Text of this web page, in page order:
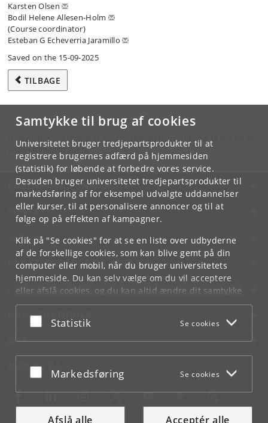
Samtykke til brug af cookies
Universitetet bruger tredjepartsprodukter til at
registrere brugernes adfærd på hjemmesiden
(statistik) for løbende at forbedre vores service.
Desuden bruger universitetet tredjepartsprodukter til
markedsføring af for eksempel udvalgte uddannelser
eller kurser, til at personalisere annoncer og til at
følge op på effekten af kampagner.
Klik på "Se cookies" for at se en liste over udbyderne
af de forskellige cookies, som kan blive gemt på din
computer eller mobil, når du bruger universitetets
hjemmeside. Du kan selv vælge om du vil acceptere
eller afslå cookies, og du kan altid ændre dit samtykke
underCookie- og privatlivspolitiksom du finder i
bunden af hver side.
Acceptér eller afslå
Statistik Se cookies
Acceptér eller afslå
Markedsføring Se cookies
Afslå alle Acceptér alle
Karsten Olsen
Bodil Helene Allesen-Holm
(Course coordinator)
Esteban G Echeverria Jaramillo
Saved on the 15-09-2025
TILBAGE
Hvis du har spørgsmål til kurset, skal du henvende dig til din lokale
studieadministration.
KØBENHAVNS UNIVERSITET
KONTAKT
SERVICES
FOR STUDERENDE OG ANSATTE
JOB OG KARRIERE
NØDSITUATIONER
WEB
MØD KU PÅ